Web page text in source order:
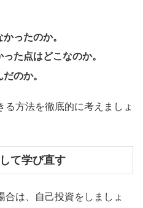
ったのか。
た点はどこなのか。
のか。
方法を徹底的に考えましょ
て学び直す
合は、自己投資をしましょ